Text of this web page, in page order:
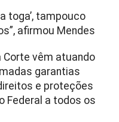
toga’, tampouco
afirmou Mendes
Corte vêm atuando
garantias
e proteções
Federal a todos os